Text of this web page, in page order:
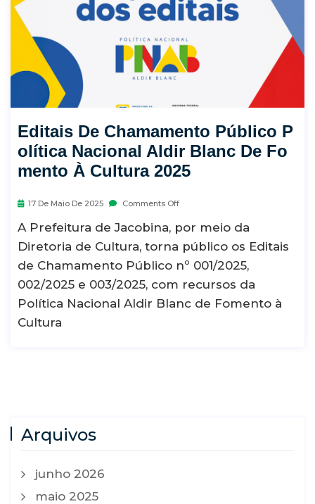
Editais De Chamamento Público P
Olítica Nacional Aldir Blanc De Fo
Mento À Cultura 2025
17 De Maio De 2025 Comments Off
A Prefeitura de Jacobina, por meio da
Diretoria de Cultura, torna público os Editais
de Chamamento Público nº 001/2025,
002/2025 e 003/2025, com recursos da
Política Nacional Aldir Blanc de Fomento à
Cultura
Arquivos
junho 2026
maio 2025